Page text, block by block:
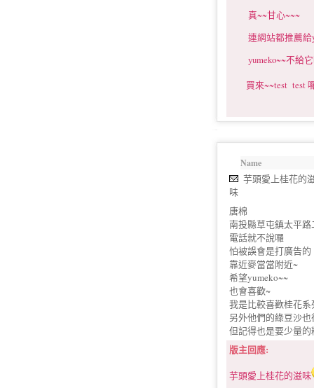
真~~甘心~~~
連網站都推薦給
yumeko~~不給它
買來~~test test
Name
芋頭愛上桂花的
味
唐棉
南投縣草屯鎮太平路
電話就不說囉
怕被誤會是打廣告的
靠近麥當當附近~
希望yumeko~~
也會喜歡~
我是比較喜歡桂花
另外他們的綠豆沙
但記得也是要少量
版主回應:
芋頭愛上桂花的滋味